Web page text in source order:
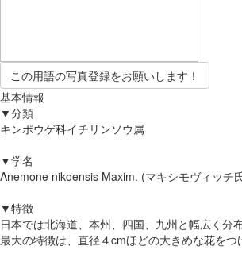
この用語の写真登録をお願いします！
基本情報
▼分類
キンポウゲ科イチリンソウ属
▼学名
Anemone nikoensis Maxim. (マキシモヴィッチ
▼特徴
日本では北海道、本州、四国、九州と幅広く
最大の特徴は、直径４cmほどの大きめな花を